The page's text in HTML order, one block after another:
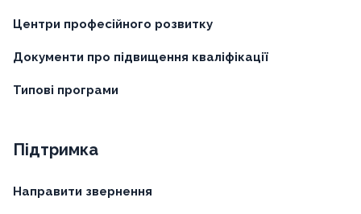
Центри професійного розвитку
Документи про підвищення кваліфікації
Типові програми
Підтримка
Направити звернення